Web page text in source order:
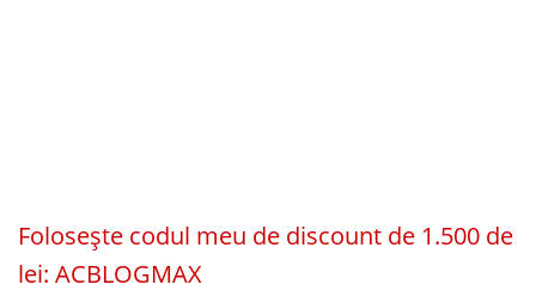
Folosește codul meu de discount de 1.500 de
lei: ACBLOGMAX